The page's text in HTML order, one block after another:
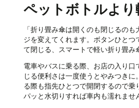
ペットボトルより
「折り畳み傘は開くのも閉じるの
ジを変えてくれます。ボタンひとつ
て閉じる、スマートで軽い折り畳み
電車やバスに乗る際、お店の入り口
じる便利さは一度使うとやみつきに
る際も指先ひとつで開閉するので乗
パッと水切りすれば車内も濡れませ